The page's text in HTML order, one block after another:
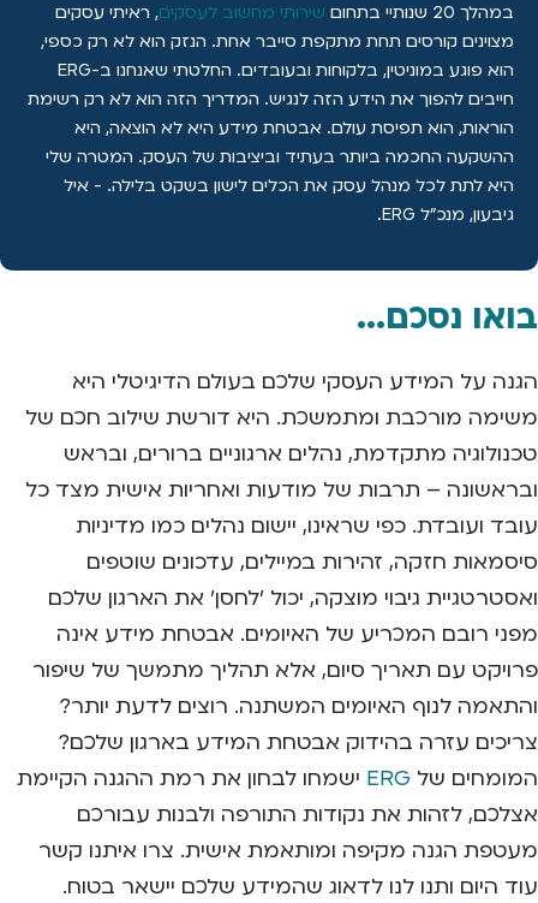
במהלך 20 שנותיי בתחום שירותי מחשוב לעסקים, ראיתי עסקים
מצוינים קורסים תחת מתקפת סייבר אחת. הנזק הוא לא רק כספי,
הוא פוגע במוניטין, בלקוחות ובעובדים. החלטתי שאנחנו ב-ERG
חייבים להפוך את הידע הזה לנגיש. המדריך הזה הוא לא רק רשימת
הוראות, הוא תפיסת עולם. אבטחת מידע היא לא הוצאה, היא
ההשקעה החכמה ביותר בעתיד וביציבות של העסק. המטרה שלי
היא לתת לכל מנהל עסק את הכלים לישון בשקט בלילה. - איל
גיבעון, מנכ"ל ERG.
בואו נסכם...
הגנה על המידע העסקי שלכם בעולם הדיגיטלי היא
משימה מורכבת ומתמשכת. היא דורשת שילוב חכם של
טכנולוגיה מתקדמת, נהלים ארגוניים ברורים, ובראש
ובראשונה – תרבות של מודעות ואחריות אישית מצד כל
עובד ועובדת. כפי שראינו, יישום נהלים כמו מדיניות
סיסמאות חזקה, זהירות במיילים, עדכונים שוטפים
ואסטרטגיית גיבוי מוצקה, יכול 'לחסן' את הארגון שלכם
מפני רובם המכריע של האיומים. אבטחת מידע אינה
פרויקט עם תאריך סיום, אלא תהליך מתמשך של שיפור
והתאמה לנוף האיומים המשתנה. רוצים לדעת יותר?
צריכים עזרה בהידוק אבטחת המידע בארגון שלכם?
המומחים של ERG ישמחו לבחון את רמת ההגנה הקיימת
אצלכם, לזהות את נקודות התורפה ולבנות עבורכם
מעטפת הגנה מקיפה ומותאמת אישית. צרו איתנו קשר
עוד היום ותנו לנו לדאוג שהמידע שלכם יישאר בטוח.